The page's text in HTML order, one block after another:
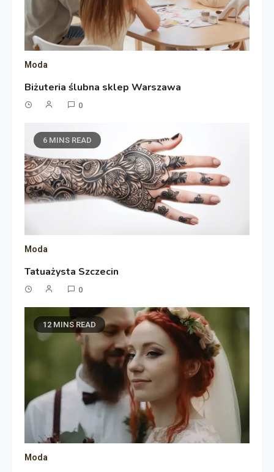
Moda
Biżuteria ślubna sklep Warszawa
0
6 MINS READ
Moda
Tatuażysta Szczecin
0
12 MINS READ
Moda